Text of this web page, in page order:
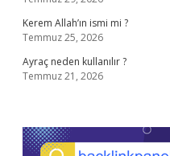
Kerem Allah’ın ismi mi ?
Temmuz 25, 2026
Ayraç neden kullanılır ?
Temmuz 21, 2026